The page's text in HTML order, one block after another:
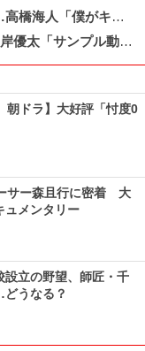
リ守る」宣言で見えた成長
画で十分」で好感度上昇!?
朝ドラ】大好評「忖度0
サー森且行に密着 大
ュメンタリー
設立の野望、師匠・千
うなる？